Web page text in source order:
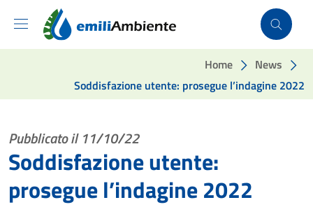
Vai ai contenuti
Vai al footer
Home
News
Soddisfazione utente: prosegue l’indagine 2022
Pubblicato il 11/10/22
Soddisfazione utente:
prosegue l’indagine 2022